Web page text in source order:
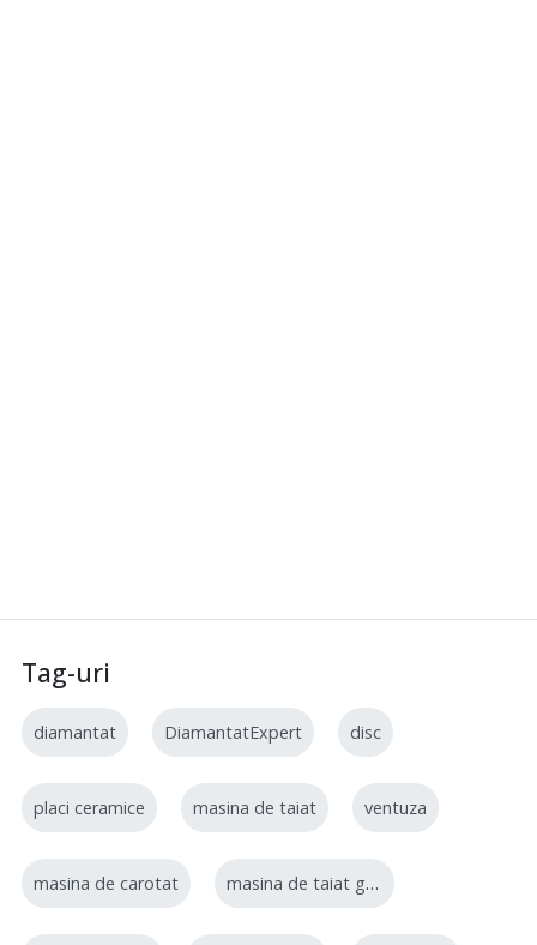
Tag-uri
diamantat DiamantatExpert disc
placi ceramice masina de taiat ventuza
masina de carotat masina de taiat gresie